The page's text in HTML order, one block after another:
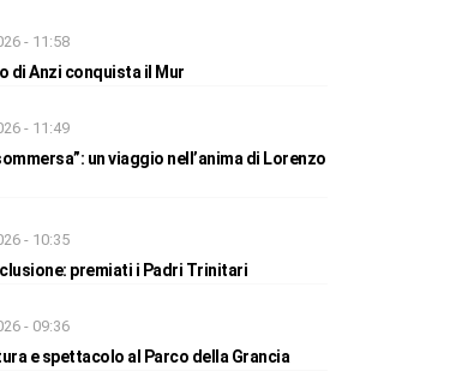
- 11:58
di Anzi conquista il Mur
- 11:49
un viaggio nell’anima di Lorenzo
- 10:35
premiati i Padri Trinitari
- 09:36
e spettacolo al Parco della Grancia